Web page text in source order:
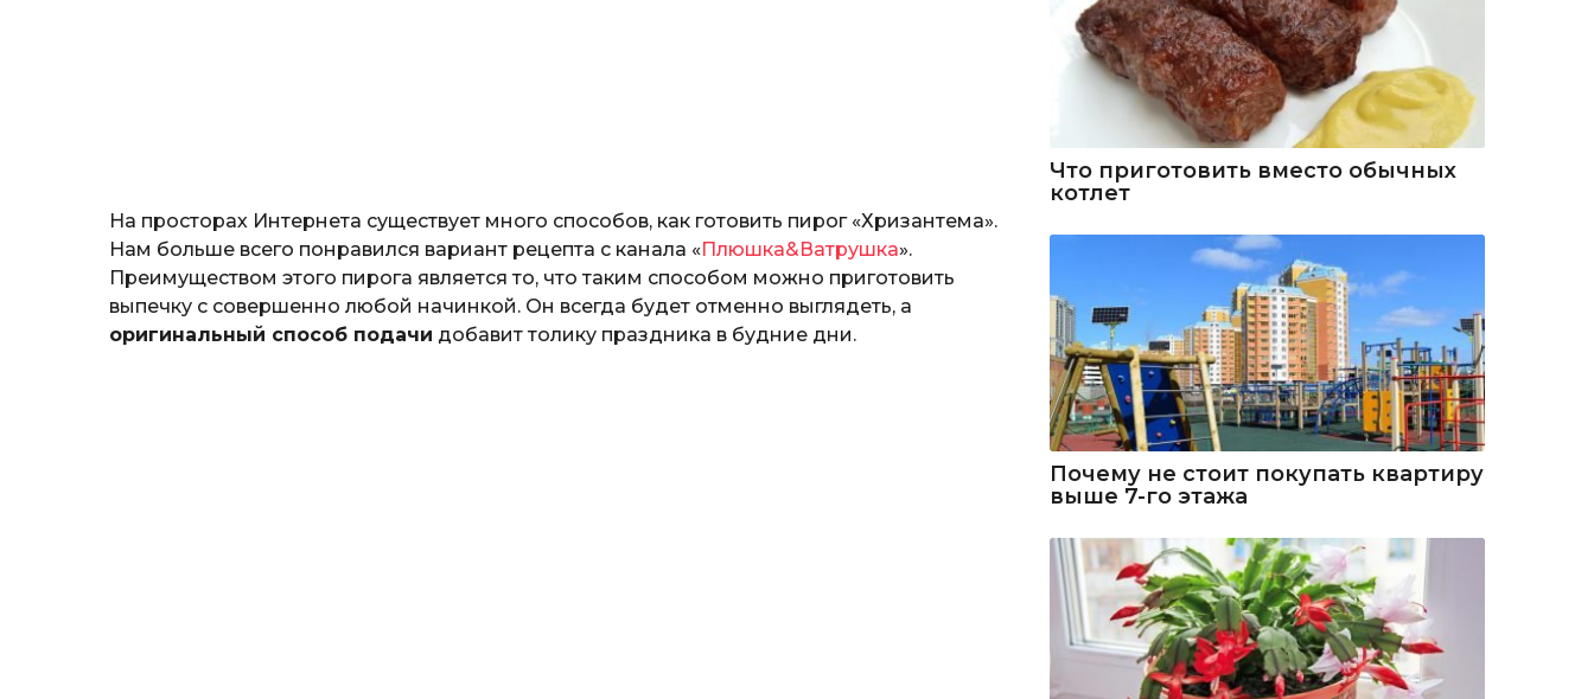
На просторах Интернета существует много способов, как готовить пирог «Хризантема».
Нам больше всего понравился вариант рецепта с канала «Плюшка&Ватрушка».
Преимуществом этого пирога является то, что таким способом можно приготовить
выпечку с совершенно любой начинкой. Он всегда будет отменно выглядеть, а
оригинальный способ подачи добавит толику праздника в будние дни.
Что приготовить вместо обычных
котлет
Почему не стоит покупать квартиру
выше 7-го этажа